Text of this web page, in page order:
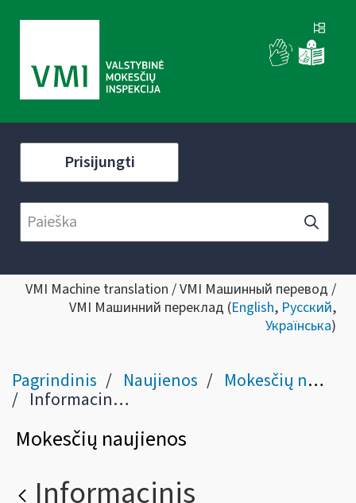
Prisijungti
VMI Machine translation / VMI Машинный перевод /
VMI Машинний переклад (English, Русский,
Українська)
Pagrindinis Naujienos Mokesčių naujienos
Informacinis pranešimas dėl Lietuvos Respublikos pelno mokesčio įstatymo pakeitimo
Mokesčių naujienos
Informacinis